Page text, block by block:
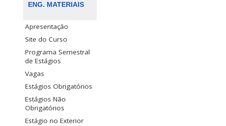
ENG. MATERIAIS
Apresentação
Site do Curso
Programa Semestral
de Estágios
Vagas
Estágios Obrigatórios
Estágios Não
Obrigatórios
Estágio no Exterior